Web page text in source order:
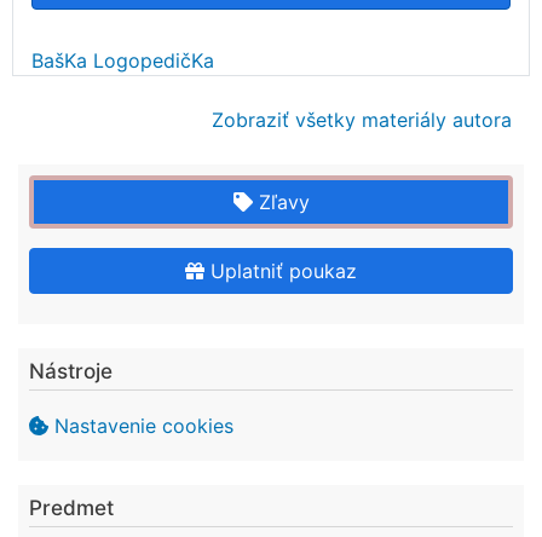
BašKa LogopedičKa
Zobraziť všetky materiály autora
Zľavy
Uplatniť poukaz
Nástroje
Nastavenie cookies
Predmet